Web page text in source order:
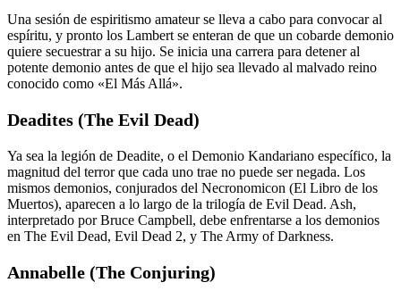
Una sesión de espiritismo amateur se lleva a cabo para convocar al
espíritu, y pronto los Lambert se enteran de que un cobarde demonio
quiere secuestrar a su hijo. Se inicia una carrera para detener al
potente demonio antes de que el hijo sea llevado al malvado reino
conocido como «El Más Allá».
Deadites (The Evil Dead)
Ya sea la legión de Deadite, o el Demonio Kandariano específico, la
magnitud del terror que cada uno trae no puede ser negada. Los
mismos demonios, conjurados del Necronomicon (El Libro de los
Muertos), aparecen a lo largo de la trilogía de Evil Dead. Ash,
interpretado por Bruce Campbell, debe enfrentarse a los demonios
en The Evil Dead, Evil Dead 2, y The Army of Darkness.
Annabelle (The Conjuring)